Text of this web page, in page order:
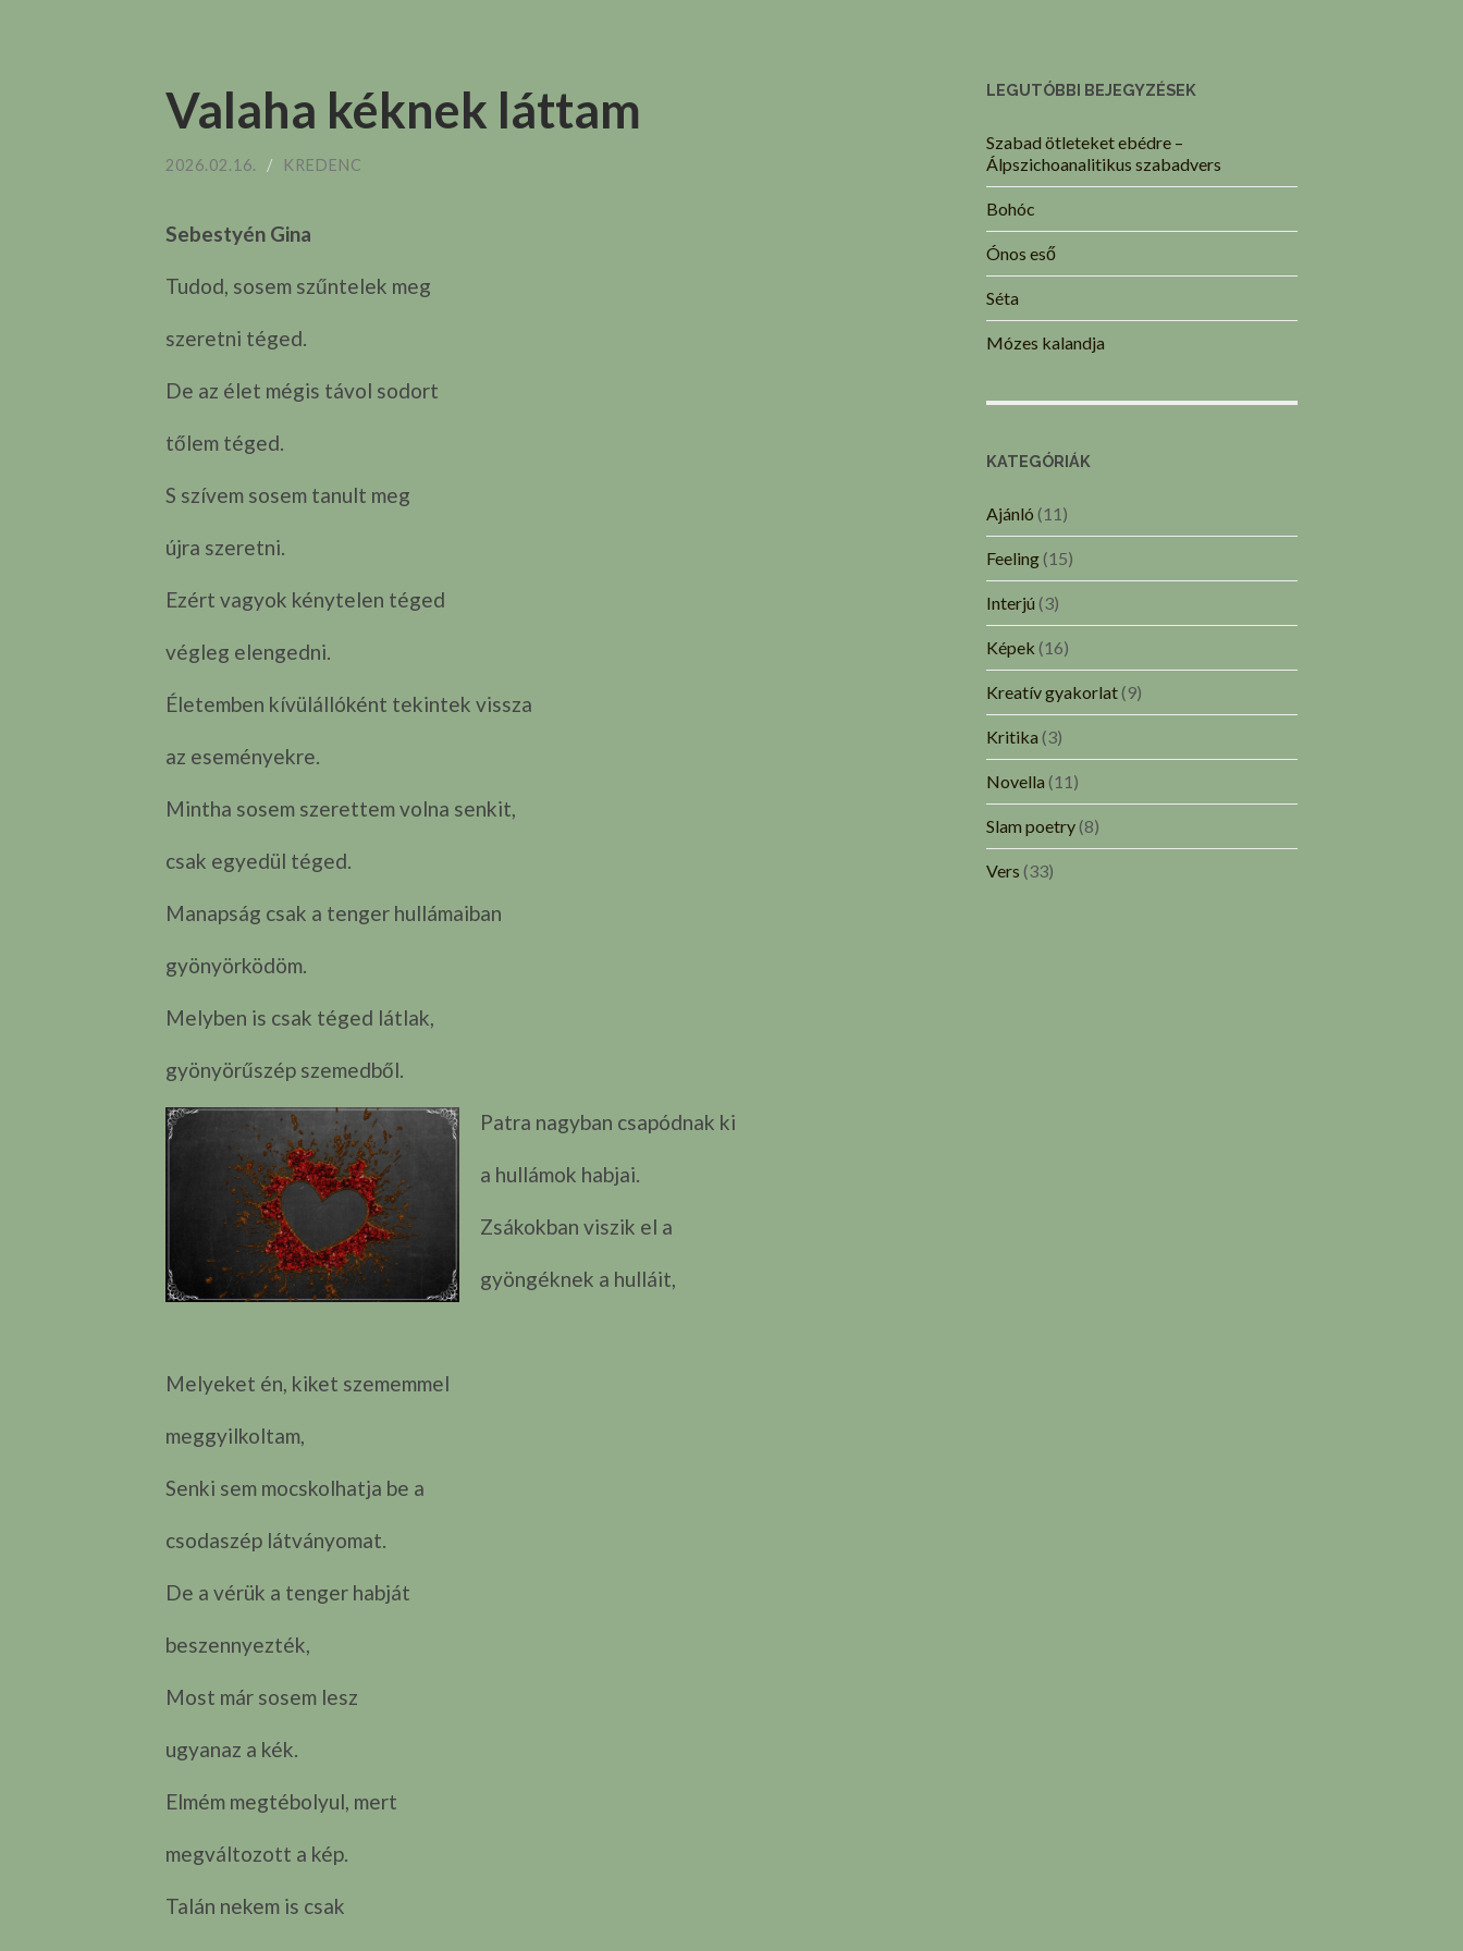
Valaha kéknek láttam
2026.02.16. / KREDENC
Sebestyén Gina
Tudod, sosem szűntelek meg
szeretni téged.
De az élet mégis távol sodort
tőlem téged.
S szívem sosem tanult meg
újra szeretni.
Ezért vagyok kénytelen téged
végleg elengedni.
Életemben kívülállóként tekintek vissza
az eseményekre.
Mintha sosem szerettem volna senkit,
csak egyedül téged.
Manapság csak a tenger hullámaiban
gyönyörködöm.
Melyben is csak téged látlak,
gyönyörűszép szemedből.
Patra nagyban csapódnak ki
a hullámok habjai.
Zsákokban viszik el a
gyöngéknek a hulláit,
Melyeket én, kiket szememmel
meggyilkoltam,
Senki sem mocskolhatja be a
csodaszép látványomat.
De a vérük a tenger habját
beszennyezték,
Most már sosem lesz
ugyanaz a kék.
Elmém megtébolyul, mert
megváltozott a kép.
Talán nekem is csak
LEGUTÓBBI BEJEGYZÉSEK
Szabad ötleteket ebédre –
Álpszichoanalitikus szabadvers
Bohóc
Ónos eső
Séta
Mózes kalandja
KATEGÓRIÁK
Ajánló (11)
Feeling(15)
Interjú (3)
Képek (16)
Kreatív gyakorlat(9)
Kritika (3)
Novella (11)
Slam poetry(8)
Vers (33)